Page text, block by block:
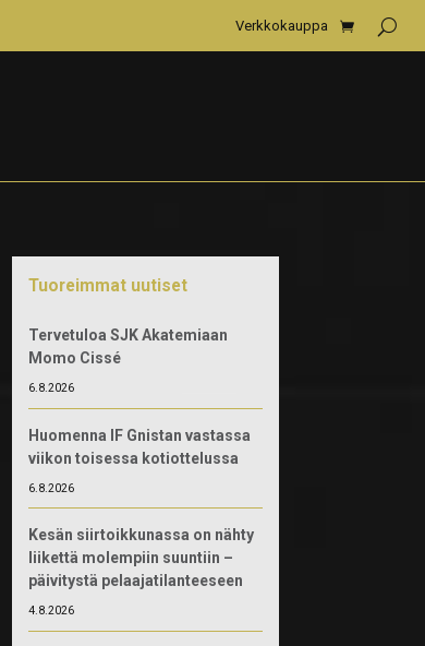
Verkkokauppa
Tuoreimmat uutiset
Tervetuloa SJK Akatemiaan
Momo Cissé
6.8.2026
Huomenna IF Gnistan vastassa
viikon toisessa kotiottelussa
6.8.2026
Kesän siirtoikkunassa on nähty
liikettä molempiin suuntiin –
päivitystä pelaajatilanteeseen
4.8.2026